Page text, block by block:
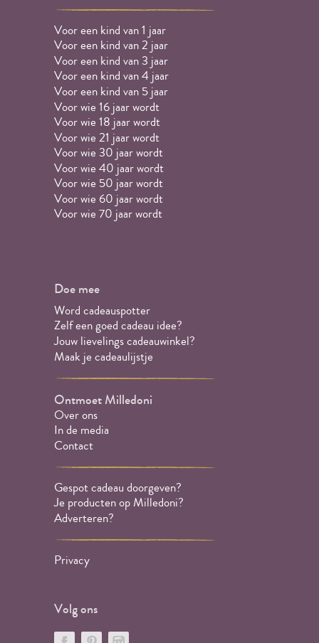
Voor een kind van 1 jaar
Voor een kind van 2 jaar
Voor een kind van 3 jaar
Voor een kind van 4 jaar
Voor een kind van 5 jaar
Voor wie 16 jaar wordt
Voor wie 18 jaar wordt
Voor wie 21 jaar wordt
Voor wie 30 jaar wordt
Voor wie 40 jaar wordt
Voor wie 50 jaar wordt
Voor wie 60 jaar wordt
Voor wie 70 jaar wordt
Doe mee
Word cadeauspotter
Zelf een goed cadeau idee?
Jouw lievelings cadeauwinkel?
Maak je cadeaulijstje
Ontmoet Milledoni
Over ons
In de media
Contact
Gespot cadeau doorgeven?
Je producten op Milledoni?
Adverteren?
Privacy
Volg ons